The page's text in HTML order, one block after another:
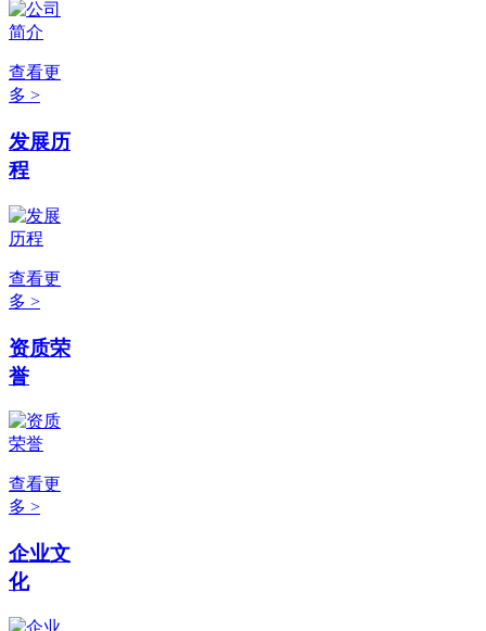
查看更
多 >
发展历
程
查看更
多 >
资质荣
誉
查看更
多 >
企业文
化